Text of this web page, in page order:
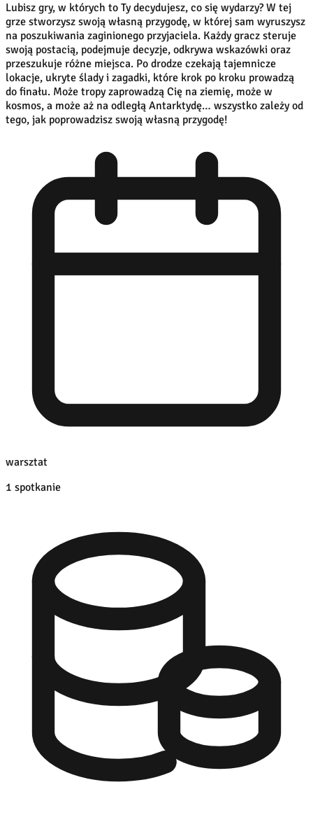
Lubisz gry, w których to Ty decydujesz, co się wydarzy? W tej
grze stworzysz swoją własną przygodę, w której sam wyruszysz
na poszukiwania zaginionego przyjaciela. Każdy gracz steruje
swoją postacią, podejmuje decyzje, odkrywa wskazówki oraz
przeszukuje różne miejsca. Po drodze czekają tajemnicze
lokacje, ukryte ślady i zagadki, które krok po kroku prowadzą
do finału. Może tropy zaprowadzą Cię na ziemię, może w
kosmos, a może aż na odległą Antarktydę… wszystko zależy od
tego, jak poprowadzisz swoją własną przygodę!
warsztat
1 spotkanie